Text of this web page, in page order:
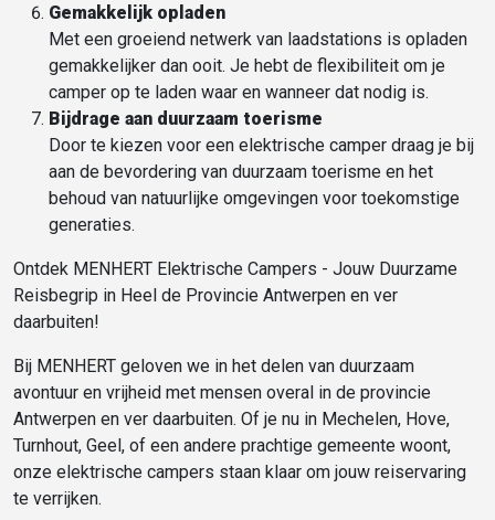
Gemakkelijk opladen
Met een groeiend netwerk van laadstations is opladen
gemakkelijker dan ooit. Je hebt de flexibiliteit om je
camper op te laden waar en wanneer dat nodig is.
Bijdrage aan duurzaam toerisme
Door te kiezen voor een elektrische camper draag je bij
aan de bevordering van duurzaam toerisme en het
behoud van natuurlijke omgevingen voor toekomstige
generaties.
Ontdek MENHERT Elektrische Campers - Jouw Duurzame
Reisbegrip in Heel de Provincie Antwerpen en ver
daarbuiten!
Bij MENHERT geloven we in het delen van duurzaam
avontuur en vrijheid met mensen overal in de provincie
Antwerpen en ver daarbuiten. Of je nu in Mechelen, Hove,
Turnhout, Geel, of een andere prachtige gemeente woont,
onze elektrische campers staan klaar om jouw reiservaring
te verrijken.